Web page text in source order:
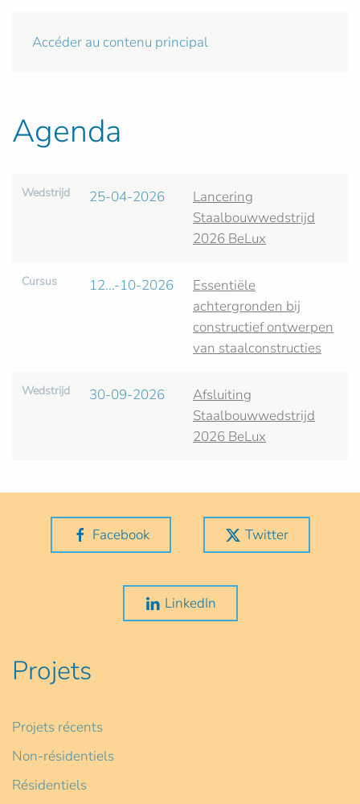
Accéder au contenu principal
Agenda
Wedstrijd 25-04-2026
Lancering
Staalbouwwedstrijd
2026 BeLux
Cursus 12...-10-2026
Essentiële
achtergronden bij
constructief ontwerpen
van staalconstructies
Wedstrijd 30-09-2026
Afsluiting
Staalbouwwedstrijd
2026 BeLux
Facebook Twitter
LinkedIn
Projets
Projets récents
Non-résidentiels
Résidentiels